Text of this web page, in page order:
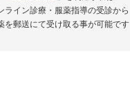
ライン診療・服薬指導の受診から
を郵送にて受け取る事が可能です